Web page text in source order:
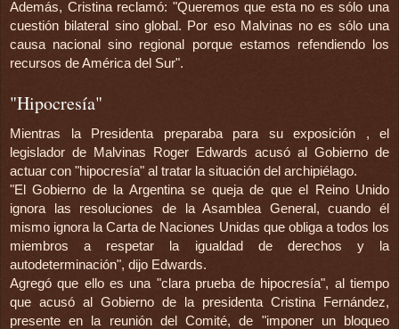
Además, Cristina reclamó: "Queremos que esta no es sólo una
cuestión bilateral sino global. Por eso Malvinas no es sólo una
causa nacional sino regional porque estamos refendiendo los
recursos de América del Sur".
"Hipocresía"
Mientras la Presidenta preparaba para su exposición , el
legislador de Malvinas Roger Edwards acusó al Gobierno de
actuar con "hipocresía" al tratar la situación del archipiélago.
"El Gobierno de la Argentina se queja de que el Reino Unido
ignora las resoluciones de la Asamblea General, cuando él
mismo ignora la Carta de Naciones Unidas que obliga a todos los
miembros a respetar la igualdad de derechos y la
autodeterminación", dijo Edwards.
Agregó que ello es una "clara prueba de hipocresía", al tiempo
que acusó al Gobierno de la presidenta Cristina Fernández,
presente en la reunión del Comité, de "imponer un bloqueo